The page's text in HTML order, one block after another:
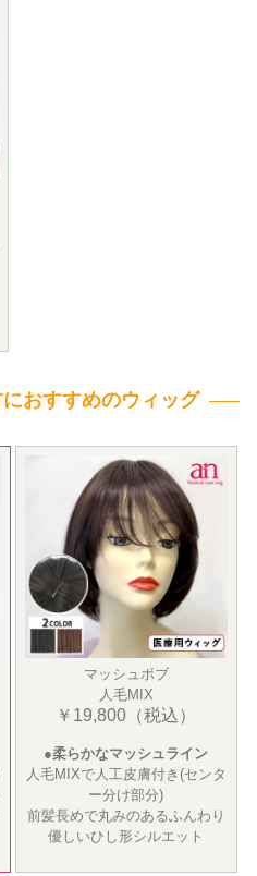
おすすめのウィッグ
マッシュボブ
人毛MIX
￥19,800（税込）
●柔らかなマッシュライン
人毛MIXで人工皮膚付き(センタ
ー分け部分)
前髪長めで丸みのあるふんわり
優しいひし形シルエット